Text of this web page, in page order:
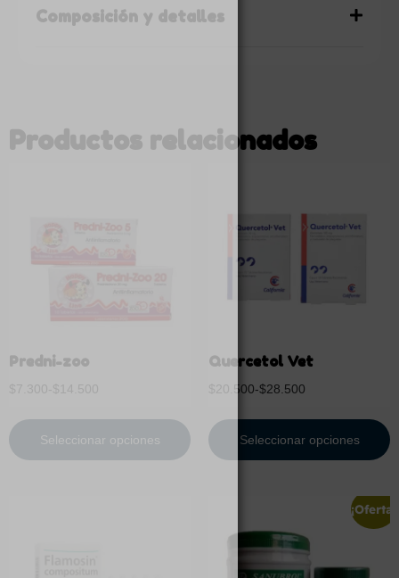
Composición y detalles
Productos relacionados
Predni-zoo
Seleccionar opciones
Quercetol Vet
20.500-$28.500
Seleccionar opciones
¡Oferta!